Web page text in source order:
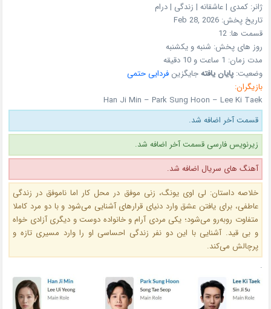
ژانر:کمدی | عاشقانه | زندگی | درام
تاریخ پخش:Feb 28, 2026
قسمت ها:12
روز های پخش: شنبه و یکشنبه
مدت زمان: 1 ساعت و 10 دقیقه
وضعیت:پایان یافتهجایگزینفردایی حتمی
بازیگران:
Han Ji Min – Park Sung Hoon – Lee Ki Taek
قسمت آخر اضافه شد.
زیرنویس فارسی قسمت آخر اضافه شد.
آهنگ های سریال اضافه شد.
خلاصه داستان: لی اوی‌ یونگ، زنی موفق در محل کار اما ناموفق در زندگی
عاطفی، برای یافتن عشق وارد دنیای قرارهای آشنایی می‌شود و با دو مرد کاملا
متفاوت روبه‌رو می‌شود؛ یکی مردی آرام و خانواده‌ دوست و دیگری آزادی‌ خواه
و بی‌ قید. آشنایی با این دو نفر زندگی احساسی او را وارد مسیری تازه و
پرچالش می‌کند.
.